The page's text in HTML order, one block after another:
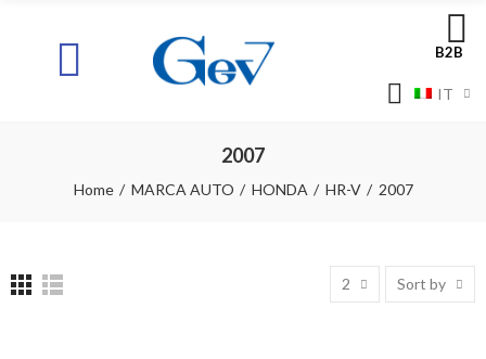
B2B
IT
2007
Home MARCA AUTO HONDA HR-V 2007
2 Sort by